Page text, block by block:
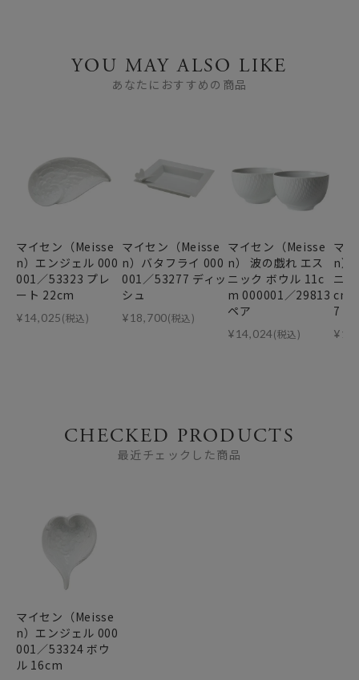
YOU MAY ALSO LIKE
あなたにおすすめの商品
マイセン（Meisse
n）エンジェル 000
001／53323 プレ
ート 22cm
¥14,025(税込)
マイセン（Meisse
n）バタフライ 000
001／53277 ディッ
シュ
¥18,700(税込)
マイセン（Meisse
n） 波の戯れ エス
ニック ボウル 11c
m 000001／29813
ペア
¥14,024(税込)
マ
n）
ニ
cm
7
¥
CHECKED PRODUCTS
最近チェックした商品
マイセン（Meisse
n）エンジェル 000
001／53324 ボウ
ル 16cm